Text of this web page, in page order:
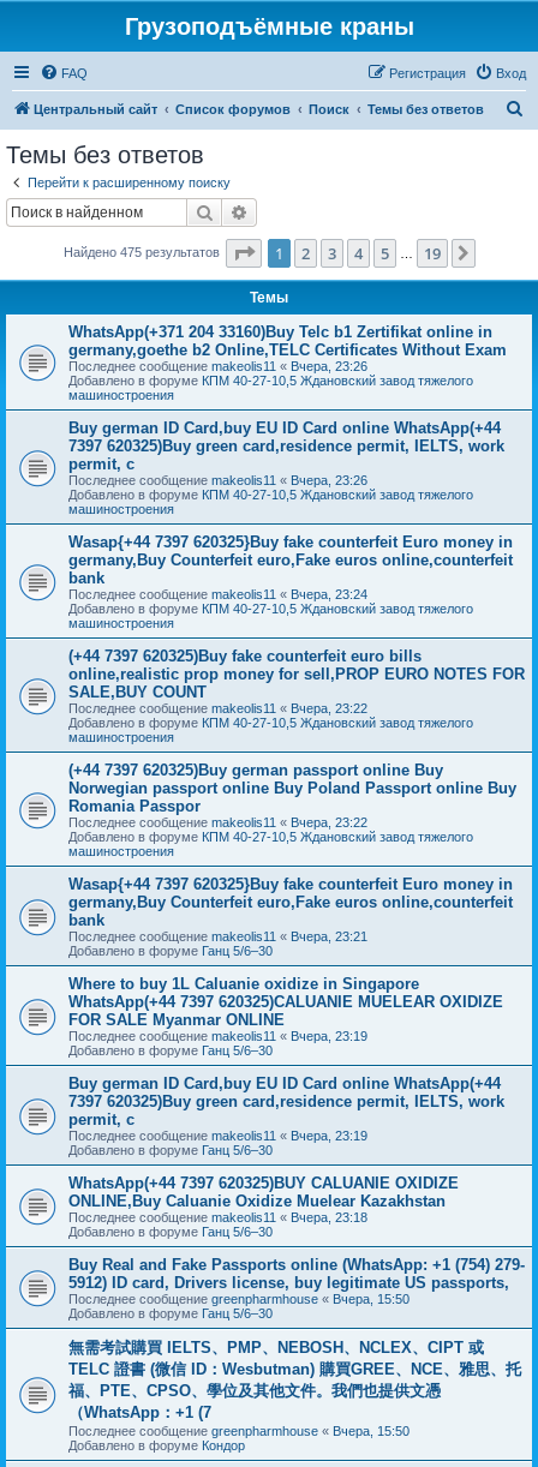
Грузоподъёмные краны
FAQ Вход
Регистрация
Центральный сайт Список форумов Поиск Темы без ответов
Темы без ответов
Перейти к расширенному поиску
Поиск
Найдено 475 результатов Страница из 19
1 2 3 4 5 19
Темы
WhatsApp(+371 204 33160)Buy Telc b1 Zertifikat online in
germany,goethe b2 Online,TELC Certificates Without Exam
Последнее сообщение makeolis11 « Вчера, 23:26
Добавлено в форуме КПМ 40-27-10,5 Ждановский завод тяжелого
машиностроения
Buy german ID Card,buy EU ID Card online WhatsApp(+44
7397 620325)Buy green card,residence permit, IELTS, work
permit, c
Последнее сообщение makeolis11 « Вчера, 23:26
Добавлено в форуме КПМ 40-27-10,5 Ждановский завод тяжелого
машиностроения
Wasap{+44 7397 620325}Buy fake counterfeit Euro money in
germany,Buy Counterfeit euro,Fake euros online,counterfeit
bank
Последнее сообщение makeolis11 « Вчера, 23:24
Добавлено в форуме КПМ 40-27-10,5 Ждановский завод тяжелого
машиностроения
(+44 7397 620325)Buy fake counterfeit euro bills
online,realistic prop money for sell,PROP EURO NOTES FOR
SALE,BUY COUNT
Последнее сообщение makeolis11 « Вчера, 23:22
Добавлено в форуме КПМ 40-27-10,5 Ждановский завод тяжелого
машиностроения
(+44 7397 620325)Buy german passport online Buy
Norwegian passport online Buy Poland Passport online Buy
Romania Passpor
Последнее сообщение makeolis11 « Вчера, 23:22
Добавлено в форуме КПМ 40-27-10,5 Ждановский завод тяжелого
машиностроения
Wasap{+44 7397 620325}Buy fake counterfeit Euro money in
germany,Buy Counterfeit euro,Fake euros online,counterfeit
bank
Последнее сообщение makeolis11 « Вчера, 23:21
Добавлено в форуме Ганц 5/6–30
Where to buy 1L Caluanie oxidize in Singapore
WhatsApp(+44 7397 620325)CALUANIE MUELEAR OXIDIZE
FOR SALE Myanmar ONLINE
Последнее сообщение makeolis11 « Вчера, 23:19
Добавлено в форуме Ганц 5/6–30
Buy german ID Card,buy EU ID Card online WhatsApp(+44
7397 620325)Buy green card,residence permit, IELTS, work
permit, c
Последнее сообщение makeolis11 « Вчера, 23:19
Добавлено в форуме Ганц 5/6–30
WhatsApp(+44 7397 620325)BUY CALUANIE OXIDIZE
ONLINE,Buy Caluanie Oxidize Muelear Kazakhstan
Последнее сообщение makeolis11 « Вчера, 23:18
Добавлено в форуме Ганц 5/6–30
Buy Real and Fake Passports online (WhatsApp: +1 (754) 279-
5912) ID card, Drivers license, buy legitimate US passports,
Последнее сообщение greenpharmhouse « Вчера, 15:50
Добавлено в форуме Ганц 5/6–30
無需考試購買 IELTS、PMP、NEBOSH、NCLEX、CIPT 或
TELC 證書 (微信 ID：Wesbutman) 購買GREE、NCE、雅思、托
福、PTE、CPSO、學位及其他文件。我們也提供文憑
（WhatsApp：+1 (7
Последнее сообщение greenpharmhouse « Вчера, 15:50
Добавлено в форуме Кондор